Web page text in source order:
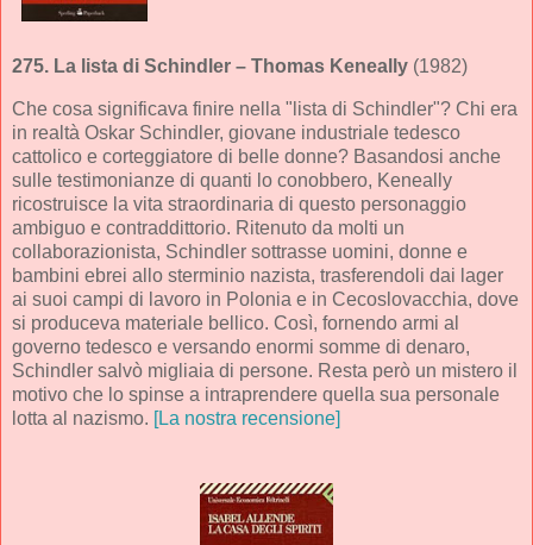
275. La lista di Schindler – Thomas Keneally (1982)
Che cosa significava finire nella "lista di Schindler"? Chi era
in realtà Oskar Schindler, giovane industriale tedesco
cattolico e corteggiatore di belle donne? Basandosi anche
sulle testimonianze di quanti lo conobbero, Keneally
ricostruisce la vita straordinaria di questo personaggio
ambiguo e contraddittorio. Ritenuto da molti un
collaborazionista, Schindler sottrasse uomini, donne e
bambini ebrei allo sterminio nazista, trasferendoli dai lager
ai suoi campi di lavoro in Polonia e in Cecoslovacchia, dove
si produceva materiale bellico. Così, fornendo armi al
governo tedesco e versando enormi somme di denaro,
Schindler salvò migliaia di persone. Resta però un mistero il
motivo che lo spinse a intraprendere quella sua personale
lotta al nazismo. [La nostra recensione]